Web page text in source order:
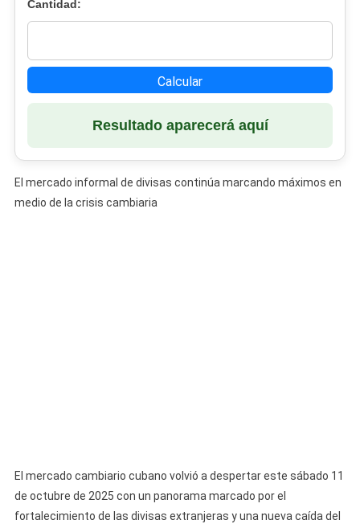
Cantidad:
Calcular
Resultado aparecerá aquí
El mercado informal de divisas continúa marcando máximos en
medio de la crisis cambiaria
El mercado cambiario cubano volvió a despertar este sábado 11
de octubre de 2025 con un panorama marcado por el
fortalecimiento de las divisas extranjeras y una nueva caída del